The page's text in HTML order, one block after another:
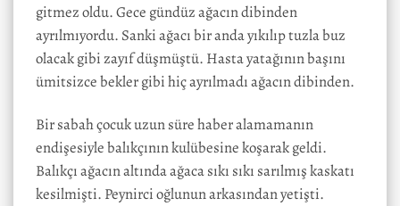
gitmez oldu. Gece gündüz ağacın dibinden
ayrılmıyordu. Sanki ağacı bir anda yıkılıp tuzla buz
olacak gibi zayıf düşmüştü. Hasta yatağının başını
ümitsizce bekler gibi hiç ayrılmadı ağacın dibinden.
Bir sabah çocuk uzun süre haber alamamanın
endişesiyle balıkçının kulübesine koşarak geldi.
Balıkçı ağacın altında ağaca sıkı sıkı sarılmış kaskatı
kesilmişti. Peynirci oğlunun arkasından yetişti.